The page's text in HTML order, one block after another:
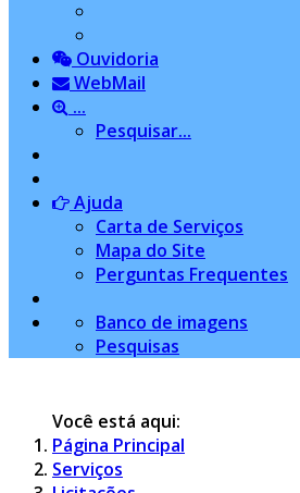
Ouvidoria
WebMail
...
Pesquisar...
Ajuda
Carta de Serviços
Mapa do Site
Perguntas Frequentes
Banco de imagens
Pesquisas
Você está aqui:
Página Principal
Serviços